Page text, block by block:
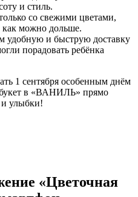
и стиль.
со свежими цветами,
как можно дольше.
удобную и быструю доставку
порадовать ребёнка
1 сентября особенным днём
букет в «ВАНИЛЬ» прямо
и улыбки!
«Цветочная